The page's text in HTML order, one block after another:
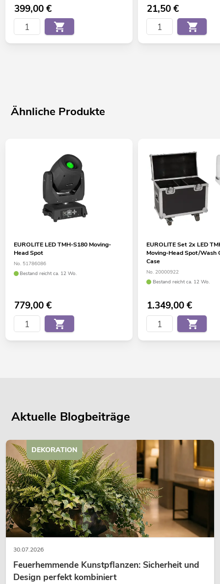
399,00€ 21,50€
Ähnliche Produkte
EUROLITE LED TMH-S180 Moving-
Head Spot
No. 51786086
Bestand reicht ca. 12 Wo.
779,00€
EUROLITE Set 2x LED
Moving-Head Spot/Wash
Case
No. 20000922
Bestand reicht ca. 12 Wo.
1.349,00€
Aktuelle Blogbeiträge
30.07.2026
Feuerhemmende Kunstpflanzen: Sicherheit und
Design perfekt kombiniert
DEKORATION